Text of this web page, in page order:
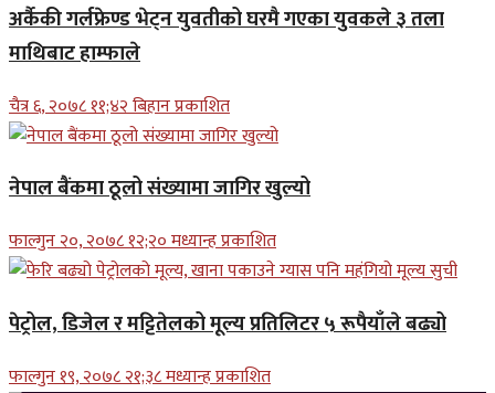
अर्कैकी गर्लफ्रेण्ड भेट्न युवतीको घरमै गएका युवकले ३ तला
माथिबाट हाम्फाले
चैत्र ६, २०७८ ११;४२ बिहान प्रकाशित
नेपाल बैंकमा ठूलो संख्यामा जागिर खुल्यो
फाल्गुन २०, २०७८ १२;२० मध्यान्ह प्रकाशित
पेट्रोल, डिजेल र मट्टितेलको मूल्य प्रतिलिटर ५ रूपैयाँले बढ्यो
फाल्गुन १९, २०७८ २१;३८ मध्यान्ह प्रकाशित